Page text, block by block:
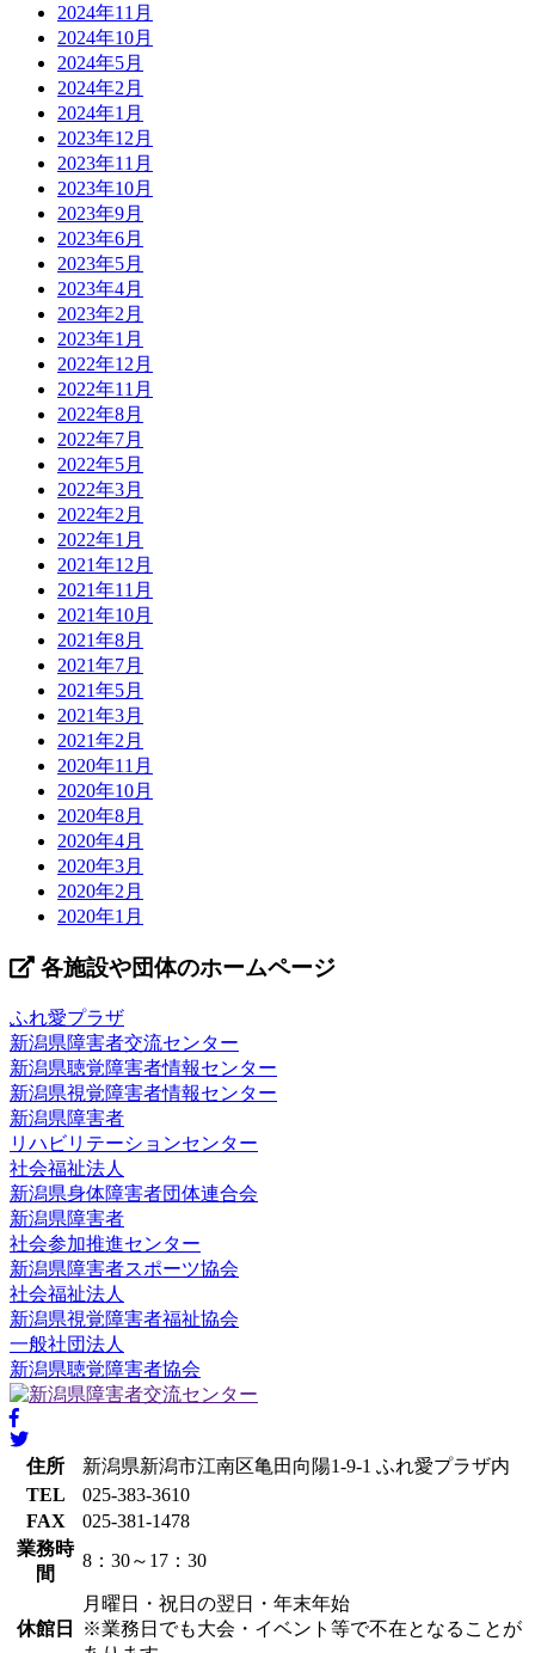
2024年11月
2024年10月
2024年5月
2024年2月
2024年1月
2023年12月
2023年11月
2023年10月
2023年9月
2023年6月
2023年5月
2023年4月
2023年2月
2023年1月
2022年12月
2022年11月
2022年8月
2022年7月
2022年5月
2022年3月
2022年2月
2022年1月
2021年12月
2021年11月
2021年10月
2021年8月
2021年7月
2021年5月
2021年3月
2021年2月
2020年11月
2020年10月
2020年8月
2020年4月
2020年3月
2020年2月
2020年1月
各施設や団体のホームページ
ふれ愛プラザ
新潟県障害者交流センター
新潟県聴覚障害者情報センター
新潟県視覚障害者情報センター
新潟県障害者
リハビリテーションセンター
社会福祉法人
新潟県身体障害者団体連合会
新潟県障害者
社会参加推進センター
新潟県障害者スポーツ協会
社会福祉法人
新潟県視覚障害者福祉協会
一般社団法人
新潟県聴覚障害者協会
住所
新潟県新潟市江南区亀田向陽1-9-1 ふれ愛プラザ内
TEL
025-383-3610
FAX
025-381-1478
業務時
間
8：30～17：30
休館日
月曜日・祝日の翌日・年末年始
※業務日でも大会・イベント等で不在となることが